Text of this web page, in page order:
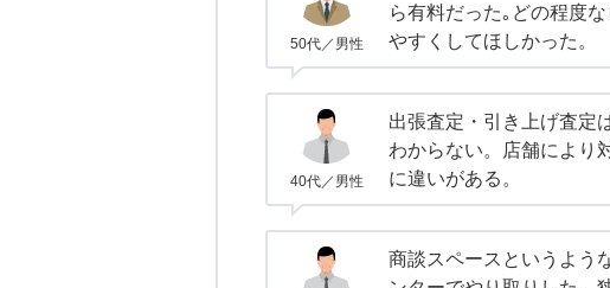
50代／男性
ら有料だった｡どの程度
やすくしてほしかった。
40代／男性
出張査定・引き上げ査定
わからない。店舗により
に違いがある。
商談スペースというよう